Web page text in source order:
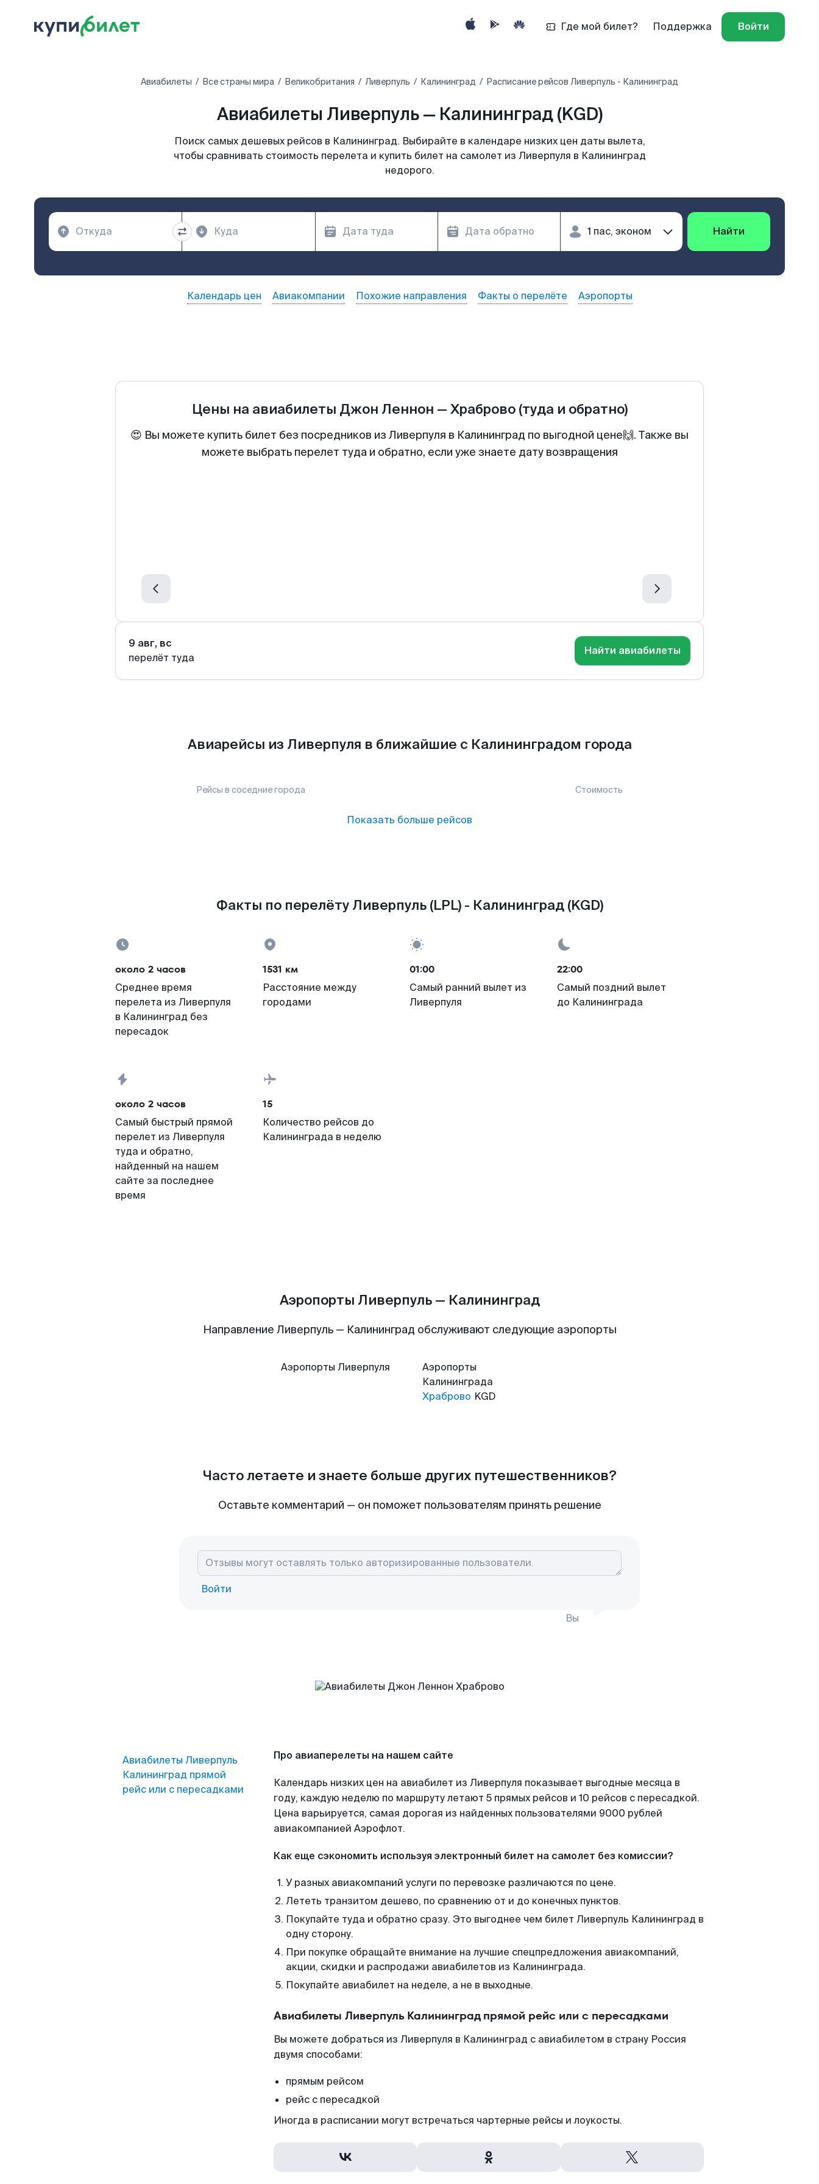
Где мой билет? Поддержка Войти
Авиабилеты Все страны мира Великобритания Ливерпуль Калининград Расписание рейсов Ливерпуль - Калининград
Авиабилеты Ливерпуль — Калининград (KGD)
Поиск самых дешевых рейсов в Калининград. Выбирайте в календаре низких цен даты вылета,
чтобы сравнивать стоимость перелета и купить билет на самолет из Ливерпуля в Калининград
недорого.
Найти
Календарь цен Авиакомпании Похожие направления Факты о перелёте Аэропорты
Цены на авиабилеты Джон Леннон — Храброво (туда и обратно)
😍 Вы можете купить билет без посредников из Ливерпуля в Калининград по выгодной цене🙌. Также вы
можете выбрать перелет туда и обратно, если уже знаете дату возвращения
9 авг, вс
перелёт туда
Найти авиабилеты
Авиарейсы из Ливерпуля в ближайшие с Калининградом города
Рейсы в соседние города Стоимость
Показать больше рейсов
Факты по перелёту Ливерпуль (LPL) - Калининград (KGD)
около 2 часов
Среднее время
перелета из Ливерпуля
в Калининград без
пересадок
1531 км
Расстояние между
городами
01:00
Самый ранний вылет из
Ливерпуля
22:00
Самый поздний вылет
до Калининграда
около 2 часов
Самый быстрый прямой
перелет из Ливерпуля
туда и обратно,
найденный на нашем
сайте за последнее
время
15
Количество рейсов до
Калининграда в неделю
Аэропорты Ливерпуль — Калининград
Направление Ливерпуль — Калининград обслуживают следующие аэропорты
Аэропорты Ливерпуля
Аэропорты
Калининграда
Храброво KGD
Часто летаете и знаете больше других путешественников?
Оставьте комментарий — он поможет пользователям принять решение
Войти
Вы
Авиабилеты Ливерпуль
Калининград прямой
рейс или с пересадками
Про авиаперелеты на нашем сайте
Календарь низких цен на авиабилет из Ливерпуля показывает выгодные месяца в
году, каждую неделю по маршруту летают 5 прямых рейсов и 10 рейсов с пересадкой.
Цена варьируется, самая дорогая из найденных пользователями 9000 рублей
авиакомпанией Аэрофлот.
Как еще сэкономить используя электронный билет на самолет без комиссии?
У разных авиакомпаний услуги по перевозке различаются по цене.
Лететь транзитом дешево, по сравнению от и до конечных пунктов.
Покупайте туда и обратно сразу. Это выгоднее чем билет Ливерпуль Калининград в
одну сторону.
При покупке обращайте внимание на лучшие спецпредложения авиакомпаний,
акции, скидки и распродажи авиабилетов из Калининграда.
Покупайте авиабилет на неделе, а не в выходные.
Авиабилеты Ливерпуль Калининград прямой рейс или с пересадками
Вы можете добраться из Ливерпуля в Калининград с авиабилетом в страну Россия
двумя способами:
прямым рейсом
рейс с пересадкой
Иногда в расписании могут встречаться чартерные рейсы и лоукосты.